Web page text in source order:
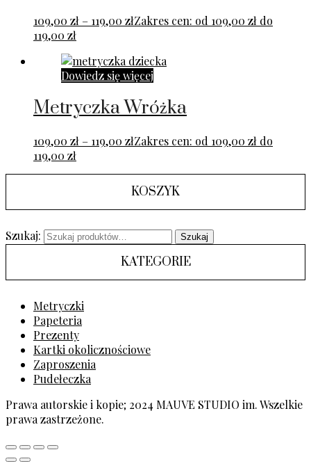
109,00 zł – 119,00 złZakres cen: od 109,00 zł do
119,00 zł
Dowiedz się więcej
Metryczka Wróżka
109,00 zł – 119,00 złZakres cen: od 109,00 zł do
119,00 zł
KOSZYK
Szukaj: Szukaj
KATEGORIE
Metryczki
Papeteria
Prezenty
Kartki okolicznościowe
Zaproszenia
Pudełeczka
Prawa autorskie i kopie; 2024 MAUVE STUDIO im. Wszelkie
prawa zastrzeżone.